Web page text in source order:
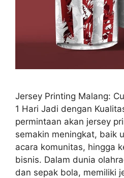
Jersey Printing Malang:
1 Hari Jadi dengan
permintaan akan jersey
semakin meningkat, baik
acara komunitas, hingga
bisnis. Dalam dunia
dan sepak bola, memiliki